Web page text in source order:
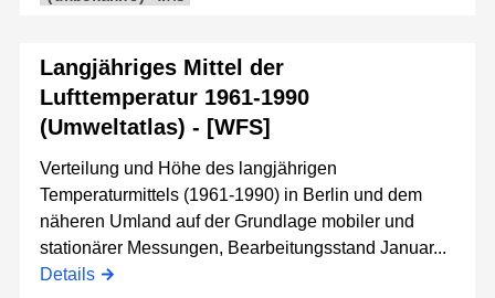
Langjähriges Mittel der
Lufttemperatur 1961-1990
(Umweltatlas) - [WFS]
Verteilung und Höhe des langjährigen
Temperaturmittels (1961-1990) in Berlin und dem
näheren Umland auf der Grundlage mobiler und
stationärer Messungen, Bearbeitungsstand Januar...
Details